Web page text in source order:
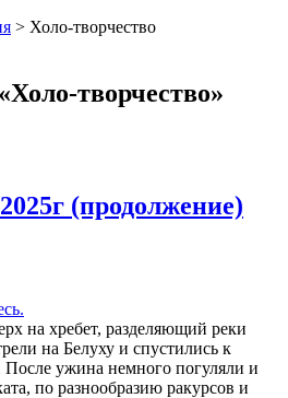
> Холо-творчество
творчество»
(продолжение)
на хребет, разделяющий реки
на Белуху и спустились к
ужина немного погуляли и
по разнообразию ракурсов и